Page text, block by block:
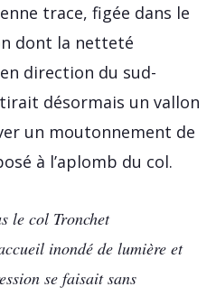
trace, figée dans le
dont la netteté
direction du sud-
désormais un vallon
un moutonnement de
à l’aplomb du col.
le col Tronchet
inondé de lumière et
se faisait sans